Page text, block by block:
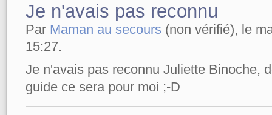
Je n'avais pas reconnu
Par Maman au secours (non vérifié), le
15:27.
Je n'avais pas reconnu Juliette Binoche,
guide ce sera pour moi ;-D